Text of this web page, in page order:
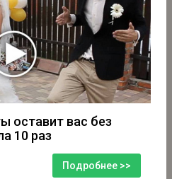
оставит вас без
10 раз
Подробнее >>